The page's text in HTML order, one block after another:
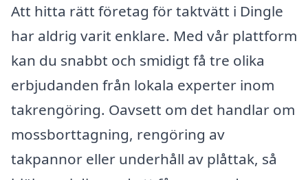
Att hitta rätt företag för taktvätt i Dingle
har aldrig varit enklare. Med vår plattform
kan du snabbt och smidigt få tre olika
erbjudanden från lokala experter inom
takrengöring. Oavsett om det handlar om
mossborttagning, rengöring av
takpannor eller underhåll av plåttak, så